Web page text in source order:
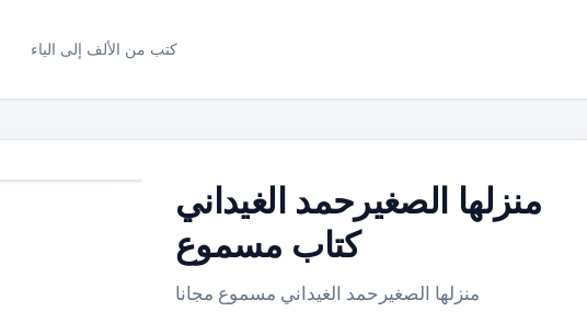
كتب من الألف إلى الياء
منزلها الصغيرحمد الغيداني
كتاب مسموع
منزلها الصغيرحمد الغيداني مسموع مجانا